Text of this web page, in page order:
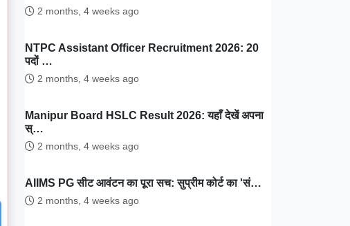
2 months, 4 weeks ago
NTPC Assistant Officer Recruitment 2026: 20
पदों …
2 months, 4 weeks ago
Manipur Board HSLC Result 2026: यहाँ देखें अपना
स्…
2 months, 4 weeks ago
AIIMS PG सीट आवंटन का पूरा सच: सुप्रीम कोर्ट का 'सं…
2 months, 4 weeks ago